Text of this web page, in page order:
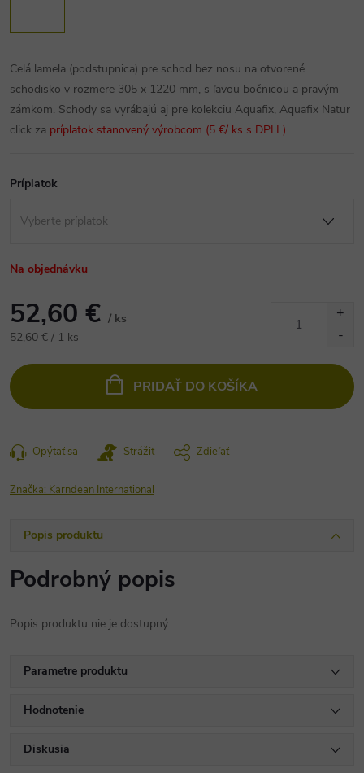
Celá lamela (podstupnica) pre schod bez nosu na otvorené
schodisko v rozmere 305 x 1220 mm, s ľavou bočnicou a pravým
zámkom. Schody sa vyrábajú aj pre kolekciu Aquafix, Aquafix Natur
click za príplatok stanovený výrobcom (5 €/ ks s DPH ).
Príplatok
Na objednávku
52,60 € / ks
Jednotková
52,60 € / 1 ks
PRIDAŤ DO KOŠÍKA
Opýtať sa Strážiť Zdieľať
Značka: Karndean International
Popis produktu
Podrobný popis
Popis produktu nie je dostupný
Parametre produktu
Hodnotenie
Diskusia